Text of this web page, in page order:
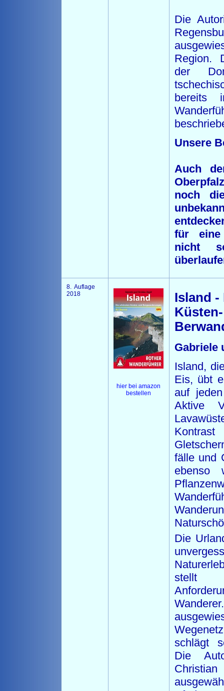
Die
Region.
der
bereits
Unsere
Auch
noch
für
nicht
8. Auflage
2018
hier bei amazon
bestellen
Island -
Gabriele
Island,
Eis, übt
auf
Aktive
fälle und
ebenso
Die
stellt
schlägt
Die